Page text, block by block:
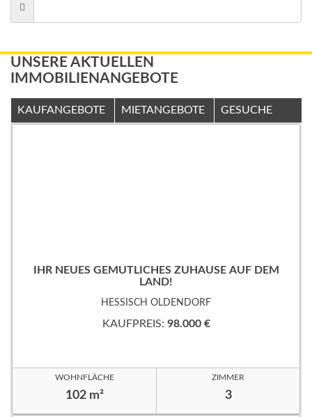
UNSERE AKTUELLEN
IMMOBILIENANGEBOTE
KAUFANGEBOTE MIETANGEBOTE GESUCHE
IHR NEUES GEMÜTLICHES ZUHAUSE AUF DEM
LAND!
HESSISCH OLDENDORF
KAUFPREIS: 98.000 €
WOHNFLÄCHE
102 m²
ZIMMER
3